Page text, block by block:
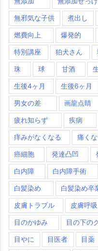
無邪気な子供 煮出し
燃費向上 爆発的
特別講座 狛犬さん
珠 球 甘酒
生後4ヶ月 生後6ヶ月
男女の差 画龍点睛
疲れ知らず 疾病
痒みがなくなる 痛く
癌細胞 発達凸凹
白内障 白内障手術
白髪染め 白髪染め卒
皮膚トラブル 皮膚呼吸
目のかゆみ 目の下の
目やに 目医者 目薬